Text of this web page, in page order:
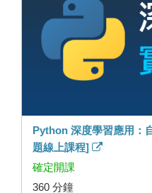
Python 深度學習應用：
題線上課程]
確定開課
360 分鐘